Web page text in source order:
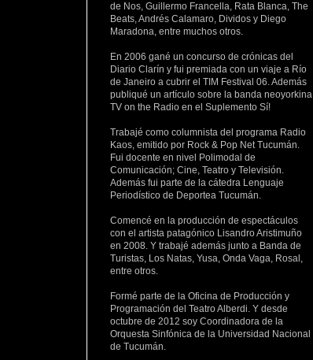
de Nos, Guillermo Francella, Rata Blanca, The
Beats, Andrés Calamaro, Dividos y Diego
Maradona, entre muchos otros.
En 2006 gané un concurso de crónicas del
Diario Clarín y fui premiada con un viaje a Río
de Janeiro a cubrir el TIM Festival 06. Además
publiqué un artículo sobre la banda neoyorkina
TV on the Radio en el Suplemento Sí!
Trabajé como columnista del programa Radio
Kaos, emitido por Rock & Pop Net Tucumán.
Fui docente en nivel Polimodal de
Comunicación; Cine, Teatro y Televisión.
Además fui parte de la cátedra Lenguaje
Periodístico de Deportea Tucumán.
Comencé en la producción de espectáculos
con el artista patagónico Lisandro Aristimuño
en 2008. Y trabajé además junto a Banda de
Turistas, Los Natas, Yusa, Onda Vaga, Rosal,
entre otros.
Formé parte de la Oficina de Producción y
Programación del Teatro Alberdi. Y desde
octubre de 2012 soy Coordinadora de la
Orquesta Sinfónica de la Universidad Nacional
de Tucumán.